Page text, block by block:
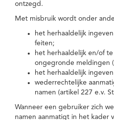
ontzegd.
Met misbruik wordt onder
het herhaaldelijk
feiten;
het herhaaldelijk en/of
ongegronde meldingen
het herhaaldelijk
wederrechtelijke
namen (artikel 227 e.v.
Wanneer een gebruiker zich
namen aanmatigt in het kader